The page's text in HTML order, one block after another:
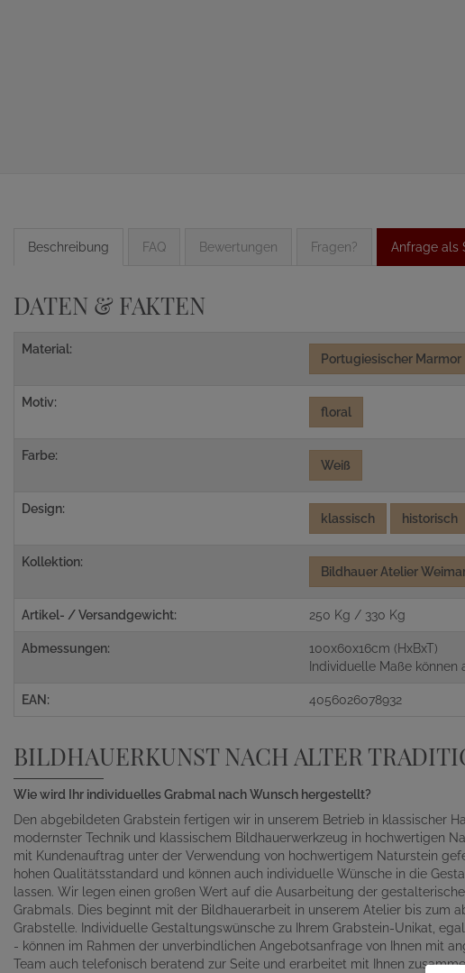
Beschreibung FAQ Bewertungen Fragen? Anfrage als
DATEN & FAKTEN
Material:
Portugiesischer Marmor
Motiv:
floral
Farbe:
Weiß
Design:
klassisch historisch
Kollektion:
Bildhauer Atelier
Artikel- / Versandgewicht: 250 Kg / 330 Kg
Abmessungen:
100x60x16cm (HxBxT)
Individuelle Maße
EAN: 4056026078932
BILDHAUERKUNST NACH ALTER
Wie wird Ihr individuelles Grabmal nach Wunsch hergestellt?
Den abgebildeten Grabstein fertigen wir in unserem Betrieb in klassischer
modernster Technik und klassischem Bildhauerwerkzeug in hochwertigen
mit Kundenauftrag unter der Verwendung von hochwertigem Naturstein
hohen Qualitätsstandard und können auch individuelle Wünsche in die
lassen. Wir legen einen großen Wert auf die Ausarbeitung der
Grabmals. Dies beginnt mit der Bildhauerarbeit in unserem Atelier bis zum
Grabstelle. Individuelle Gestaltungswünsche zu Ihrem Grabstein-Unikat,
- können im Rahmen der unverbindlichen Angebotsanfrage von Ihnen mit
Team auch telefonisch beratend zur Seite und erarbeitet mit Ihnen